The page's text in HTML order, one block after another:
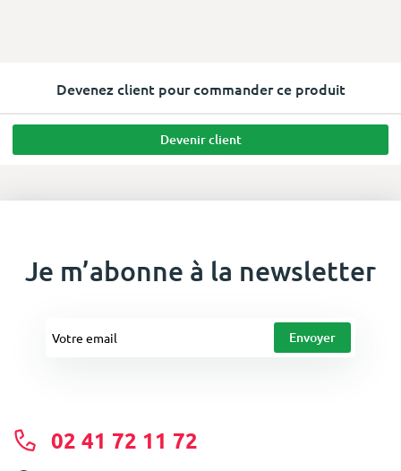
Devenez client pour commander ce produit
Devenir client
Je m’abonne à la newsletter
02 41 72 11 72